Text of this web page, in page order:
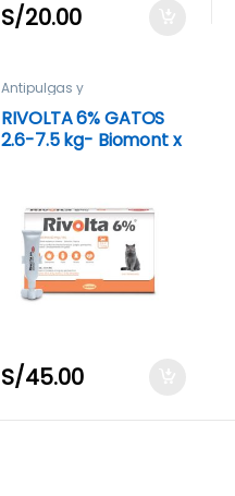
S/20.00
Antipulgas y
Antiparasitarios
RIVOLTA 6% GATOS
2.6-7.5 kg- Biomont x
S/45.00